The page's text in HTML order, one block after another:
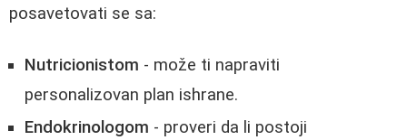
posavetovati se sa:
Nutricionistom - može ti napraviti
personalizovan plan ishrane.
Endokrinologom - proveri da li postoji